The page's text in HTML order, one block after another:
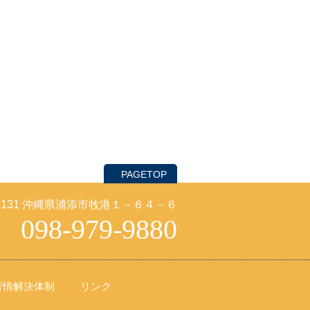
PAGETOP
沖縄県浦添市牧港１－６４－６
098-979-9880
情解決体制 リンク